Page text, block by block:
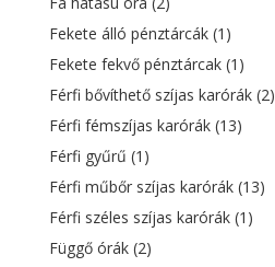
Fekete álló pénztárcák (1)
Fekete fekvő pénztárcak (1)
Férfi bővíthető szíjas karórák (2)
Férfi fémszíjas karórák (13)
Férfi gyűrű (1)
Férfi műbőr szíjas karórák (13)
Férfi széles szíjas karórák (1)
Függő órák (2)